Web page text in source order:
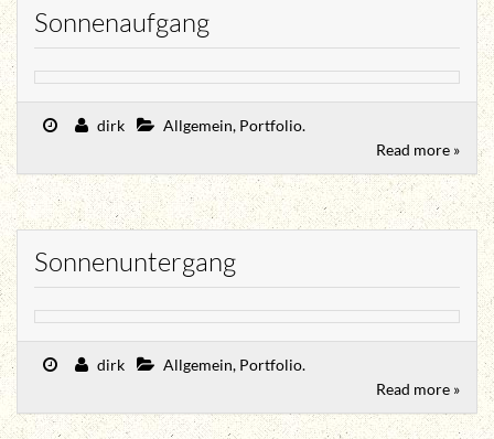
Sonnenaufgang
dirk Allgemein, Portfolio.
Read more »
Sonnenuntergang
dirk Allgemein, Portfolio.
Read more »